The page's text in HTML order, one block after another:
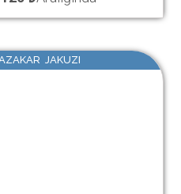
JAKUZI